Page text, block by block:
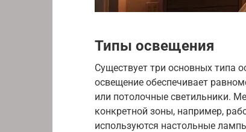
Типы освещения
Существует три основных типа
освещение обеспечивает
или потолочные светильники.
конкретной зоны, например,
используются настольные